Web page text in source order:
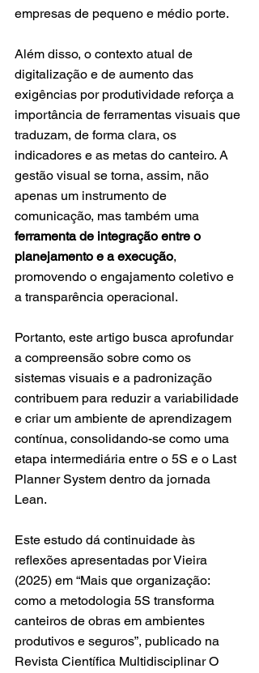
empresas de pequeno e médio porte.
Além disso, o contexto atual de
digitalização e de aumento das
exigências por produtividade reforça a
importância de ferramentas visuais que
traduzam, de forma clara, os
indicadores e as metas do canteiro. A
gestão visual se torna, assim, não
apenas um instrumento de
comunicação, mas também uma
ferramenta de integração entre o
planejamento e a execução,
promovendo o engajamento coletivo e
a transparência operacional.
Portanto, este artigo busca aprofundar
a compreensão sobre como os
sistemas visuais e a padronização
contribuem para reduzir a variabilidade
e criar um ambiente de aprendizagem
contínua, consolidando-se como uma
etapa intermediária entre o 5S e o Last
Planner System dentro da jornada
Lean.
Este estudo dá continuidade às
reflexões apresentadas por Vieira
(2025) em “Mais que organização:
como a metodologia 5S transforma
canteiros de obras em ambientes
produtivos e seguros”, publicado na
Revista Científica Multidisciplinar O